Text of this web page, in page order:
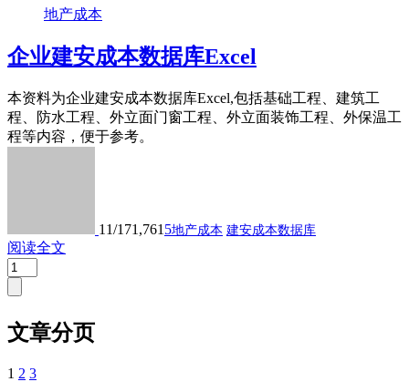
地产成本
企业建安成本数据库Excel
本资料为企业建安成本数据库Excel,包括基础工程、建筑工
程、防水工程、外立面门窗工程、外立面装饰工程、外保温工
程等内容，便于参考。
11/171,761 5地产成本 建安成本数据库
阅读全文
文章分页
1 2 3